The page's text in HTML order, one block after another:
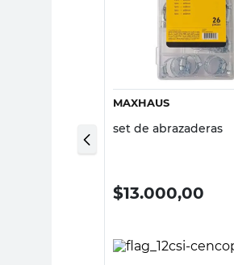
Vista rápida
MAXHAUS
set de abrazaderas
$13.000,00